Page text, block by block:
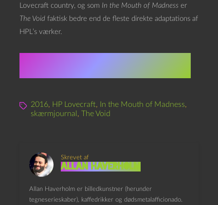
Lovecraft country, og som In the Mouth of Madness er
The Void faktisk bedre end de fleste direkte adaptations af
HPL’s værker.
2016, HP Lovecraft, In the Mouth of Madness,
skærmjournal , The Void
Skrevet af
Allan Haverholm
Allan Haverholm er billedkunstner (herunder
tegneserieskaber), kaffedrikker og dødsmetalafficionado.